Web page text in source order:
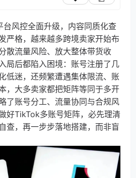
风控全面升级，内容同质化查
严格，越来越多跨境卖家开始布
散流量风险、放大整体带货收
局后都陷入困境：账号注册了几
低迷，还频繁遭遇集体限流、账
，大多卖家都把矩阵等同于多开
了账号分工、流量协同与合规风
好TikTok多账号矩阵，必先理清
查，再一步步落地搭建，而非盲